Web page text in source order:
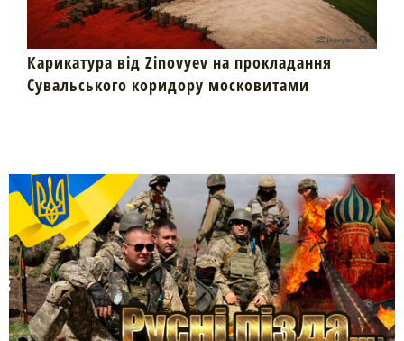
Карикатура від Zinovyev на прокладання
Сувальського коридору московитами